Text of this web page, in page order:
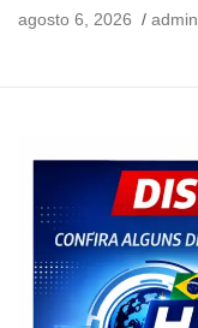
agosto 6, 2026
admin